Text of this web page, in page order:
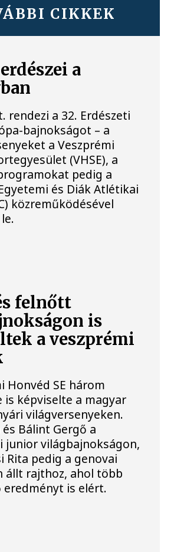
CIKKEK
a
rendezi a 32. Erdészeti
bajnokságot – a
a Veszprémi
(VHSE), a
pedig a
és Diák Atlétikai
közreműködésével
felnőtt
is
a veszprémi
Honvéd SE három
is képviselte a magyar
világversenyeken.
Bálint Gergő a
junior világbajnokságon,
Rita pedig a genovai
állt rajthoz, ahol több
eredményt is elért.